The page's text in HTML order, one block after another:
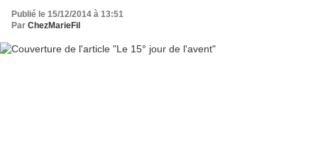
Publié le 15/12/2014 à 13:51
Par ChezMarieFil